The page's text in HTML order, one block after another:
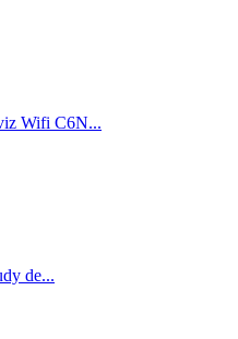
Wifi C6N...
de...